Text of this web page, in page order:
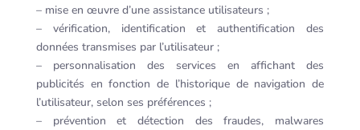
– mise en œuvre d’une assistance utilisateurs ;
– vérification, identification et authentification des
données transmises par l’utilisateur ;
– personnalisation des services en affichant des
publicités en fonction de l’historique de navigation de
l’utilisateur, selon ses préférences ;
– prévention et détection des fraudes, malwares